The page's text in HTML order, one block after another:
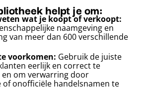
helpt je om:
wat je koopt of verkoopt:
naamgeving en
van meer dan 600 verschillende
voorkomen: Gebruik de juiste
eerlijk en correct te
om verwarring door
of onofficiële handelsnamen te